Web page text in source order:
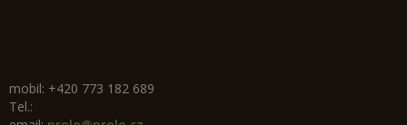
mobil: +420 773 182 689
Tel.: